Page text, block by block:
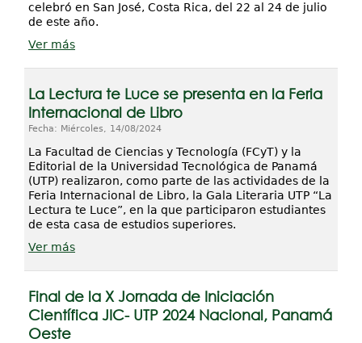
celebró en San José, Costa Rica, del 22 al 24 de julio
de este año.
Ver más
La Lectura te Luce se presenta en la Feria
Internacional de Libro
Fecha: Miércoles, 14/08/2024
La Facultad de Ciencias y Tecnología (FCyT) y la
Editorial de la Universidad Tecnológica de Panamá
(UTP) realizaron, como parte de las actividades de la
Feria Internacional de Libro, la Gala Literaria UTP “La
Lectura te Luce”, en la que participaron estudiantes
de esta casa de estudios superiores.
Ver más
Final de la X Jornada de Iniciación
Científica JIC- UTP 2024 Nacional, Panamá
Oeste